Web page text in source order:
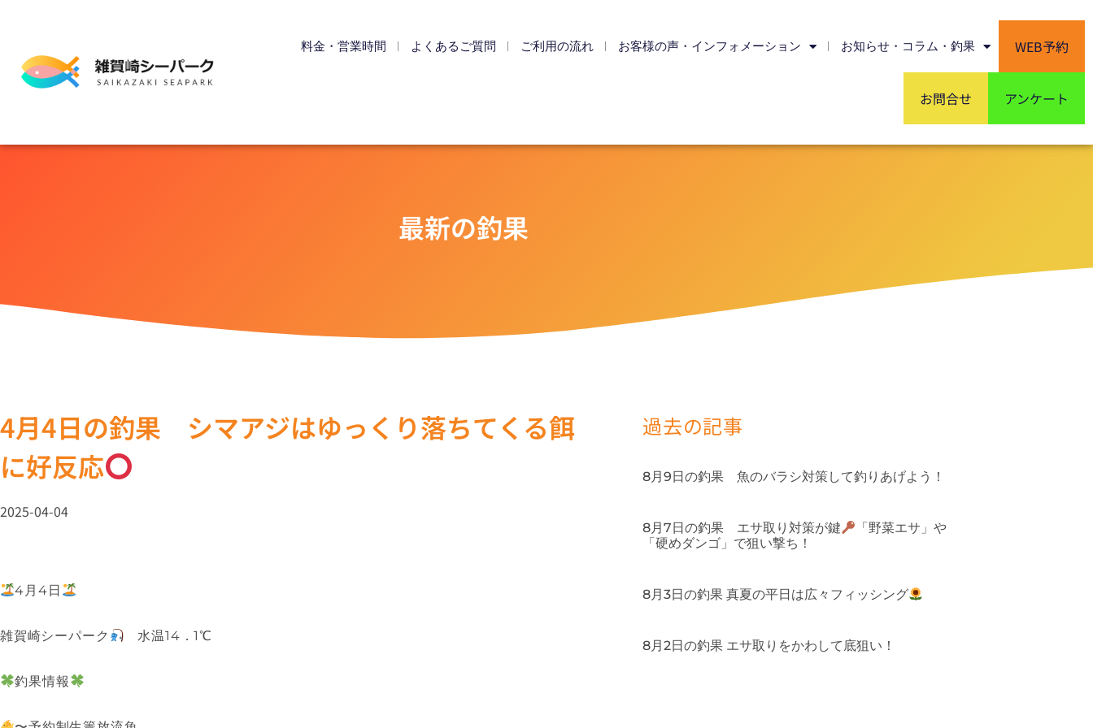
料金・営業時間 よくあるご質問 ご利用の流れ お客様の声・インフォメーション お知らせ・コラム・釣果 WEB予約
お問合せ アンケート
最新の釣果
4月4日の釣果 シマアジはゆっくり落ちてくる餌
に好反応
2025-04-04
4月4日
雑賀崎シーパーク 水温14．1℃
釣果情報
過去の記事
8月9日の釣果 魚のバラシ対策して釣りあげよう！
8月7日の釣果 エサ取り対策が鍵
「野菜エサ」や
「硬めダンゴ」で狙い撃ち！
8月3日の釣果 真夏の平日は広々フィッシング
8月2日の釣果 エサ取りをかわして底狙い！